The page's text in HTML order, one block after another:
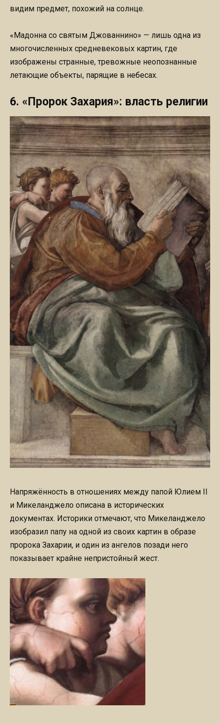
видим предмет, похожий на солнце.
«Мадонна со святым Джованнино» — лишь одна из
многочисленных средневековых картин, где
изображены странные, тревожные неопознанные
летающие объекты, парящие в небесах.
6. «Пророк Захария»: власть религии
Напряжённость в отношениях между папой Юлием II
и Микеланджело описана в исторических
документах. Историки отмечают, что Микеланджело
изобразил папу на одной из своих картин в образе
пророка Захарии, и один из ангелов позади него
показывает крайне непристойный жест.